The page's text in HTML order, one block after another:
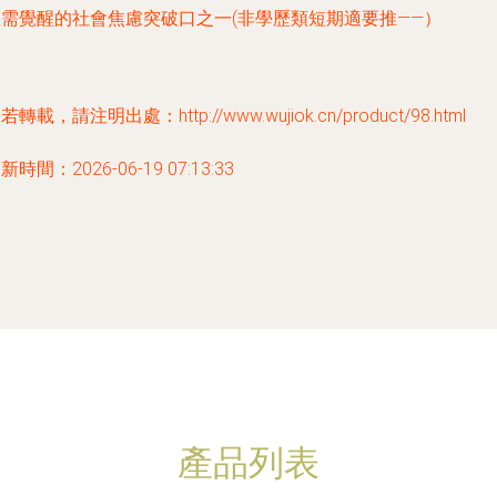
覺醒的社會焦慮突破口之一(非學歷類短期適要推——）
轉載，請注明出處：http://www.wujiok.cn/product/98.html
時間：2026-06-19 07:13:33
產品列表